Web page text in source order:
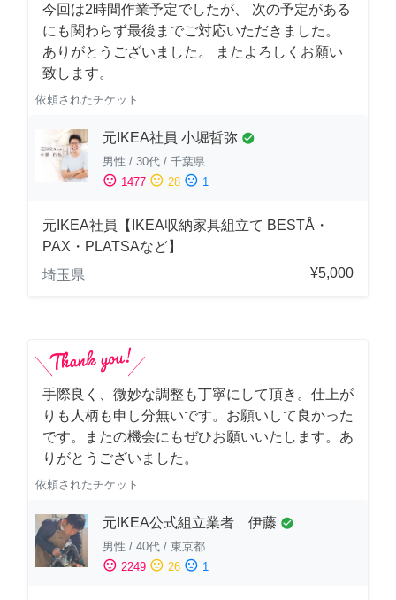
今回は2時間作業予定でしたが、 次の予定がある
にも関わらず最後までご対応いただきました。
ありがとうございました。 またよろしくお願い
致します。
依頼されたチケット
元IKEA社員 小堀哲弥 check_circle
男性 / 30代 / 千葉県
sentiment_satisfied 1477 sentiment_neutral 28 sentiment_dissatisfied 1
元IKEA社員【IKEA収納家具組立て BESTÅ・
PAX・PLATSAなど】
埼玉県
¥5,000
手際良く、微妙な調整も丁寧にして頂き。仕上が
りも人柄も申し分無いです。お願いして良かった
です。またの機会にもぜひお願いいたします。あ
りがとうございました。
依頼されたチケット
元IKEA公式組立業者 伊藤 check_circle
男性 / 40代 / 東京都
sentiment_satisfied 2249 sentiment_neutral 26 sentiment_dissatisfied 1